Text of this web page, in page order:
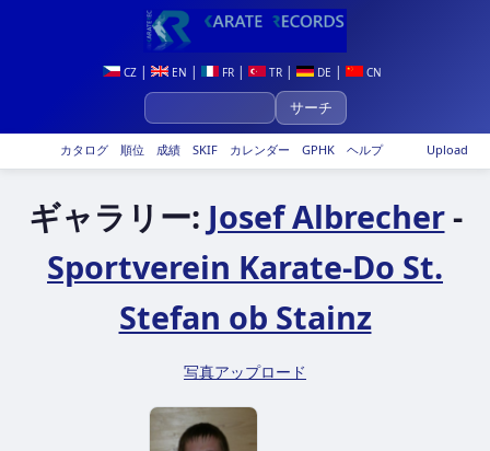
CZ| EN | FR| TR| DE | CN
Upload
カタログ 順位 成績 SKIF カレンダー GPHK ヘルプ
ギャラリー: Josef Albrecher-
Sportverein Karate-Do St.
Stefan ob Stainz
写真アップロード